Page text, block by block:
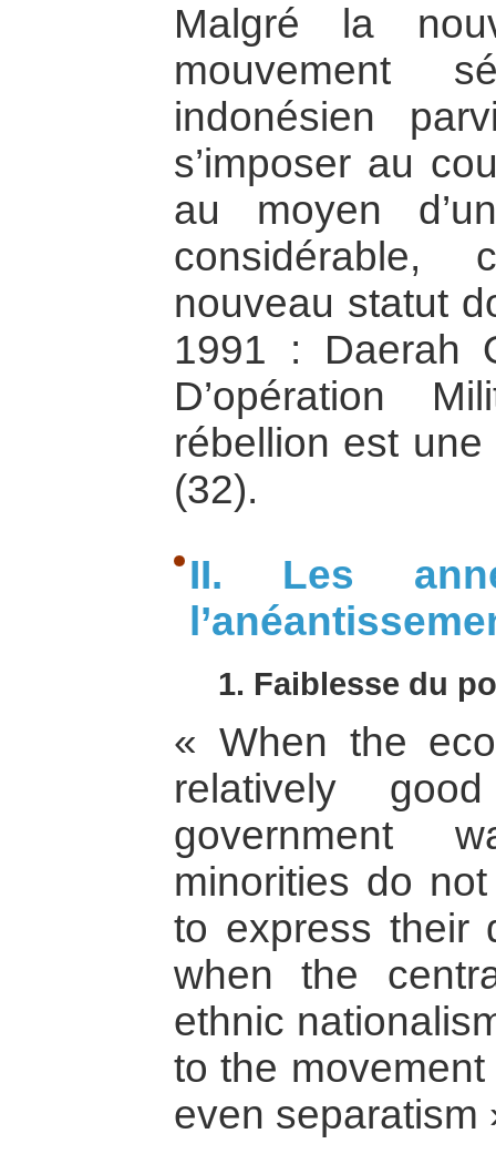
Malgré la
mouvement
indonésien
s’imposer au
au moyen
considérable,
nouveau statut
1991 : Daerah
D’opération
rébellion est
(32).
II. Les
1. Faiblesse du
« When the
relatively
government
minorities do
to express their
when the
ethnic
to the
even separatism